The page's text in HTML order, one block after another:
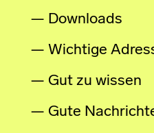
Downloads
Wichtige
Gut zu wissen
Gute